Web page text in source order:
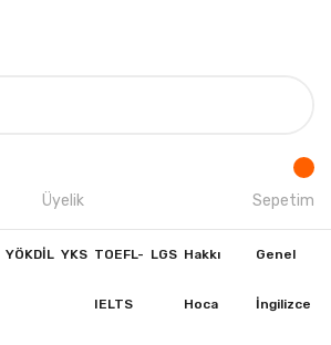
Üyelik Sepetim
YÖKDİL YKS TOEFL-
IELTS
LGS Hakkı
Hoca
Genel
İngilizce